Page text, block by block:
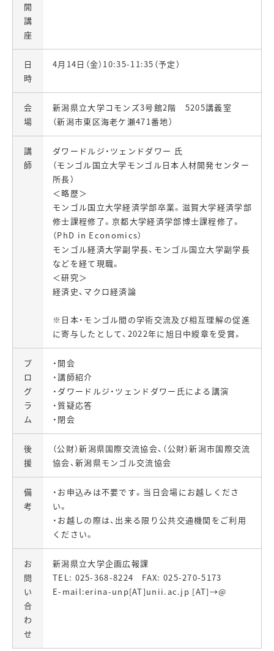
開
講
座
日
時
4月14日（金）10:35-11:35（予定）
会
場
新潟県立大学コモンズ3号館2階 5205講義室
（新潟市東区海老ケ瀬471番地）
講
師
ダワードルジ・ツェンドダワー 氏
（モンゴル国立大学モンゴル日本人材開発センター
所長）
＜略歴＞
モンゴル国立大学経済学部卒業。滋賀大学経済学部
修士課程修了。京都大学経済学部博士課程修了。
（PhD in Economics）
モンゴル経済大学副学長、モンゴル国立大学副学長
などを経て現職。
＜研究＞
経済史、マクロ経済論
※日本・モンゴル間の学術交流及び相互理解の促進
に寄与したとして、2022年に旭日中綬章を受賞。
プ
ロ
グ
ラ
ム
・開会
・講師紹介
・ダワードルジ・ツェンドダワー氏による講演
・質疑応答
・閉会
後
援
（公財）新潟県国際交流協会、（公財）新潟市国際交流
協会、新潟県モンゴル交流協会
備
考
・お申込みは不要です。当日会場にお越しくださ
い。
・お越しの際は、出来る限り公共交通機関をご利用
ください。
お
問
い
合
わ
せ
新潟県立大学企画広報課
TEL: 025-368-8224 FAX: 025-270-5173
E-mail:erina-unp[AT]unii.ac.jp [AT]→@